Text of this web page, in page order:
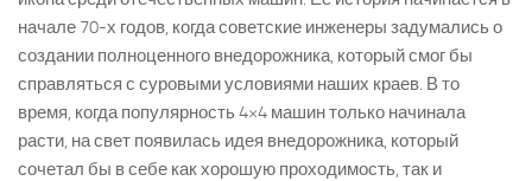
начале 70-х годов, когда советские инженеры задумались о
создании полноценного внедорожника, который смог бы
справляться с суровыми условиями наших краев. В то
время, когда популярность 4×4 машин только начинала
расти, на свет появилась идея внедорожника, который
сочетал бы в себе как хорошую проходимость, так и